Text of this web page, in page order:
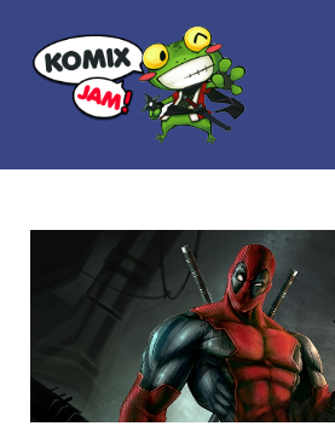
contenuto